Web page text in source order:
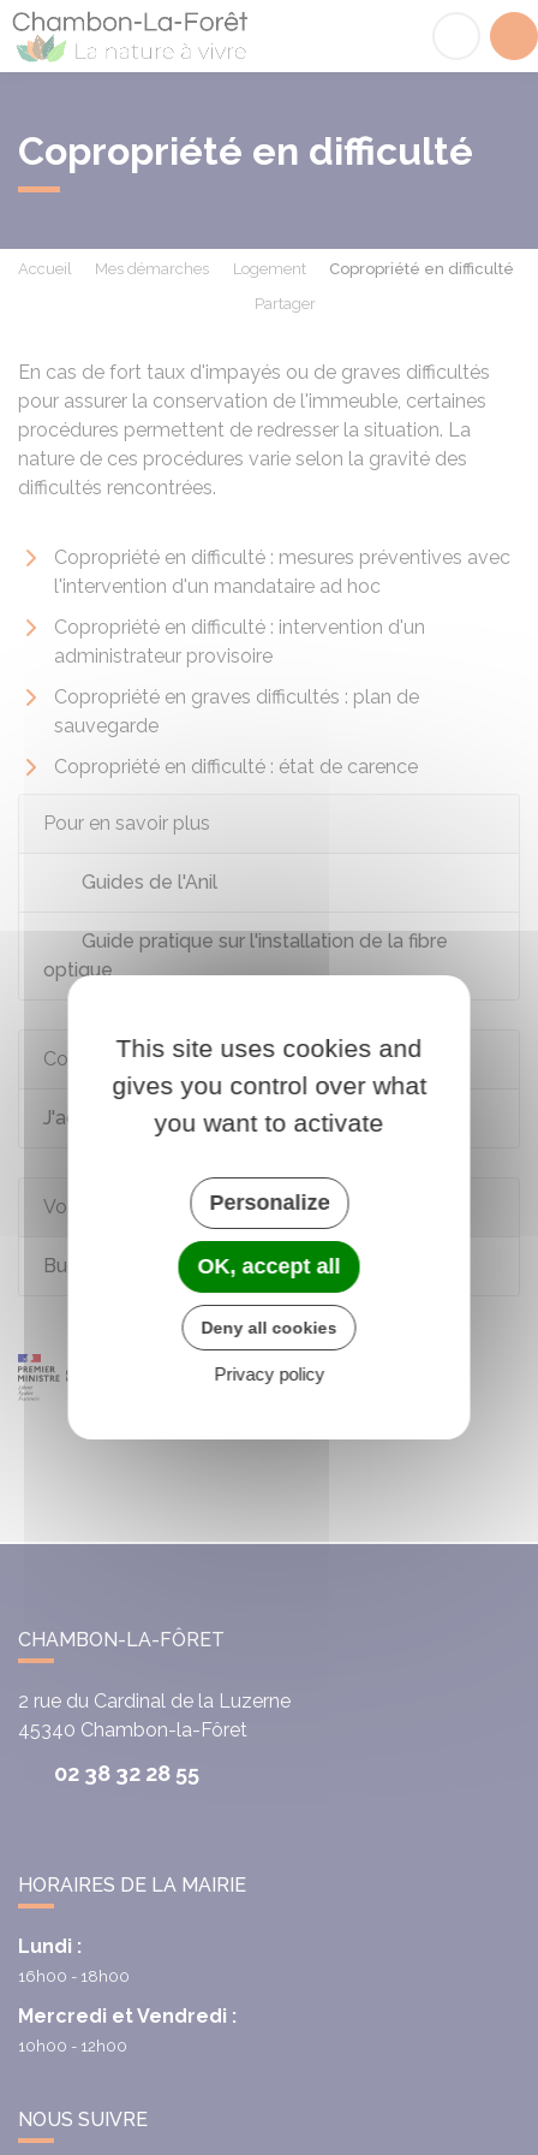
Copropriété en difficulté
Accueil Mes démarches Logement
Copropriété en difficulté
Partager
En cas de fort taux d'impayés ou de graves difficultés
pour assurer la conservation de l'immeuble, certaines
procédures permettent de redresser la situation. La
nature de ces procédures varie selon la gravité des
difficultés rencontrées.
Copropriété en difficulté : mesures préventives avec
l'intervention d'un mandataire ad hoc
Copropriété en difficulté : intervention d'un
administrateur provisoire
Copropriété en graves difficultés : plan de
sauvegarde
Copropriété en difficulté : état de carence
Pour en savoir plus
Guides de l'Anil
Guide pratique sur l'installation de la fibre
optique
Comment faire si...
J'achète un logement
Voir aussi
Budget et charges de copropriété
CHAMBON-LA-FÔRET
2 rue du Cardinal de la Luzerne
45340 Chambon-la-Fôret
02 38 32 28 55
HORAIRES DE LA MAIRIE
Lundi :
16h00 - 18h00
Mercredi et Vendredi :
10h00 - 12h00
NOUS SUIVRE
This site uses cookies and
gives you control over what
you want to activate
Personalize
OK, accept all
Deny all cookies
Privacy policy